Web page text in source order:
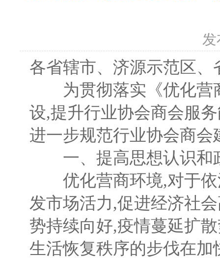
各省辖市、济源示范区
为贯彻落实《优化营
设,提升行业协会商会服
进一步规范行业协会商
一、提高思想认识和
优化营商环境,对于依
发市场活力,促进经济社
势持续向好,疫情蔓延扩
生活恢复秩序的步伐在